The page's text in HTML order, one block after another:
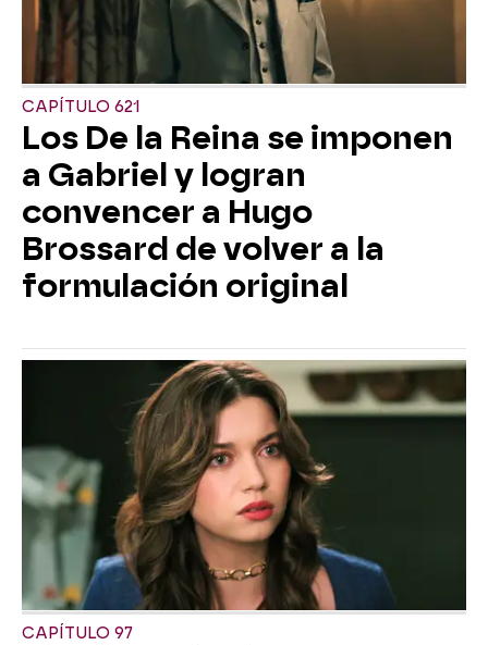
CAPÍTULO 621
Los De la Reina se imponen
a Gabriel y logran
convencer a Hugo
Brossard de volver a la
formulación original
CAPÍTULO 97